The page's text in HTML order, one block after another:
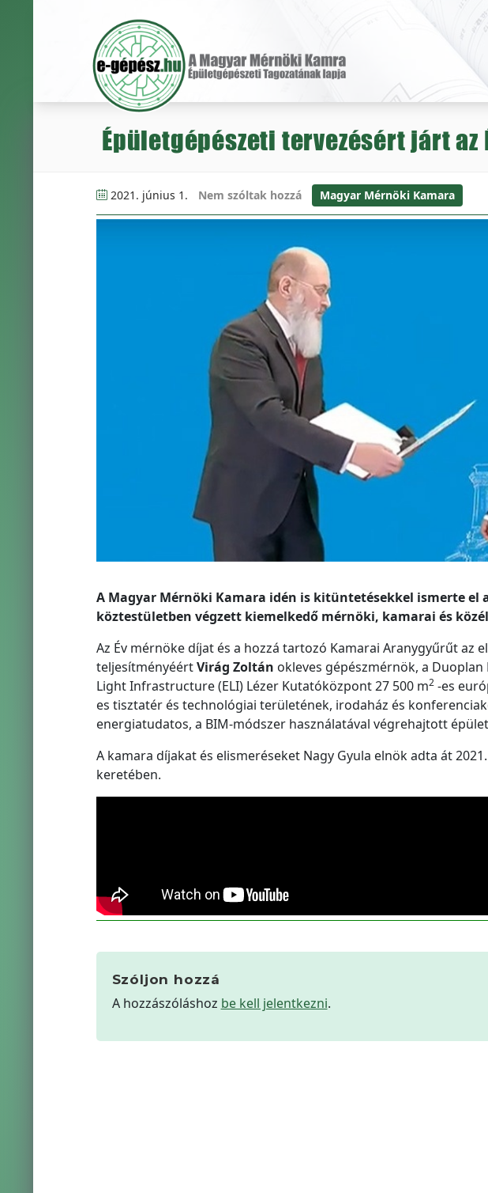
Épületgépészeti tervezésért járt az
2021. június 1. Nem szóltak hozzá Magyar Mérnöki Kamara
A Magyar Mérnöki Kamara idén is kitüntetésekkel ismerte el
köztestületben végzett kiemelkedő mérnöki, kamarai és
Az Év mérnöke díjat és a hozzá tartozó Kamarai Aranygyűrűt az
teljesítményéértVirág Zoltán okleves gépészmérnök, a
Light Infrastructure (ELI) Lézer Kutatóközpont 27 500 m2-es
es tisztatér és technológiai területének, irodaház és
energiatudatos, a BIM-módszer használatával végrehajtott
A kamara díjakat és elismeréseket Nagy Gyula elnök adta át
keretében.
Szóljon hozzá
A hozzászóláshoz be kell jelentkezni.